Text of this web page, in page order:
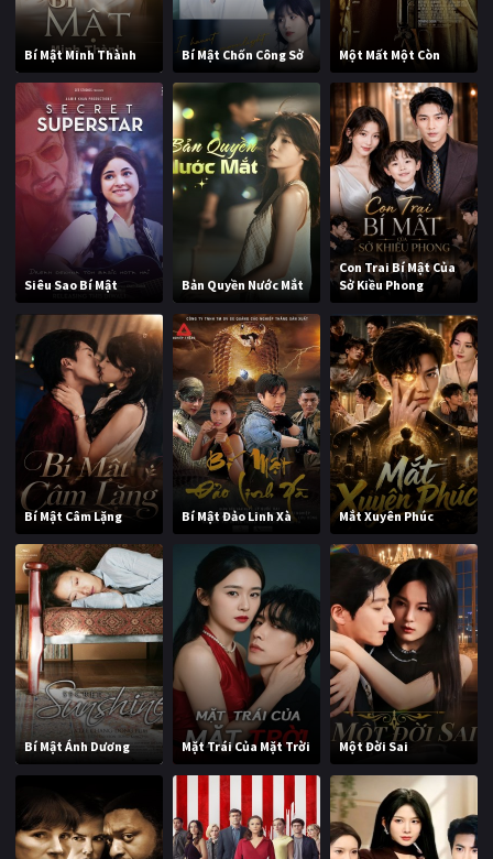
Bí Mật Minh Thành Bí Mật Chốn Công Sở Một Mất Một Còn
Siêu Sao Bí Mật Bản Quyền Nước Mắt
Con Trai Bí Mật Của
Sở Kiều Phong
Bí Mật Câm Lặng Bí Mật Đảo Linh Xà Mắt Xuyên Phúc
Bí Mật Ánh Dương Mặt Trái Của Mặt Trời Một Đời Sai